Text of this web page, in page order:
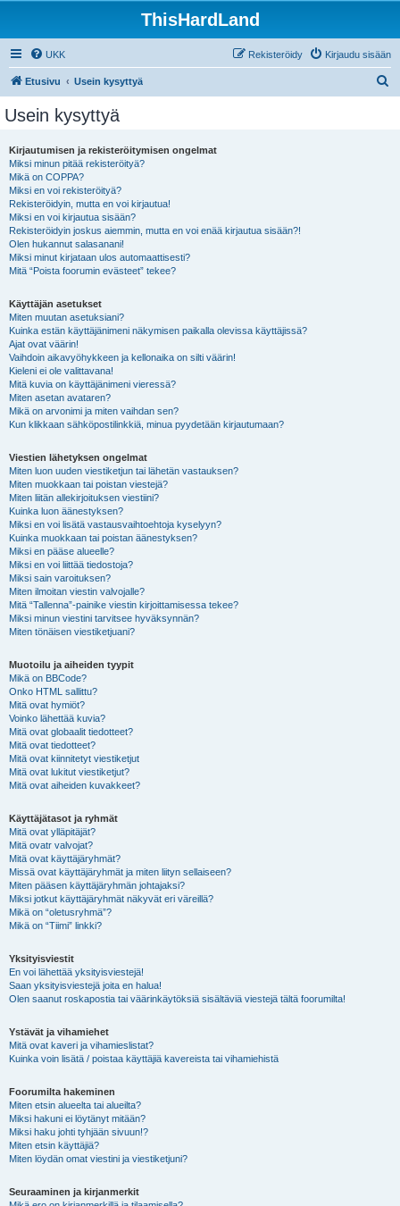
ThisHardLand
UKK Kirjaudu sisään
Rekisteröidy
Etusivu Usein kysyttyä
Usein kysyttyä
Kirjautumisen ja rekisteröitymisen ongelmat
Miksi minun pitää rekisteröityä?
Mikä on COPPA?
Miksi en voi rekisteröityä?
Rekisteröidyin, mutta en voi kirjautua!
Miksi en voi kirjautua sisään?
Rekisteröidyin joskus aiemmin, mutta en voi enää kirjautua sisään?!
Olen hukannut salasanani!
Miksi minut kirjataan ulos automaattisesti?
Mitä “Poista foorumin evästeet” tekee?
Käyttäjän asetukset
Miten muutan asetuksiani?
Kuinka estän käyttäjänimeni näkymisen paikalla olevissa käyttäjissä?
Ajat ovat väärin!
Vaihdoin aikavyöhykkeen ja kellonaika on silti väärin!
Kieleni ei ole valittavana!
Mitä kuvia on käyttäjänimeni vieressä?
Miten asetan avataren?
Mikä on arvonimi ja miten vaihdan sen?
Kun klikkaan sähköpostilinkkiä, minua pyydetään kirjautumaan?
Viestien lähetyksen ongelmat
Miten luon uuden viestiketjun tai lähetän vastauksen?
Miten muokkaan tai poistan viestejä?
Miten liitän allekirjoituksen viestiini?
Kuinka luon äänestyksen?
Miksi en voi lisätä vastausvaihtoehtoja kyselyyn?
Kuinka muokkaan tai poistan äänestyksen?
Miksi en pääse alueelle?
Miksi en voi liittää tiedostoja?
Miksi sain varoituksen?
Miten ilmoitan viestin valvojalle?
Mitä “Tallenna”-painike viestin kirjoittamisessa tekee?
Miksi minun viestini tarvitsee hyväksynnän?
Miten tönäisen viestiketjuani?
Muotoilu ja aiheiden tyypit
Mikä on BBCode?
Onko HTML sallittu?
Mitä ovat hymiöt?
Voinko lähettää kuvia?
Mitä ovat globaalit tiedotteet?
Mitä ovat tiedotteet?
Mitä ovat kiinnitetyt viestiketjut
Mitä ovat lukitut viestiketjut?
Mitä ovat aiheiden kuvakkeet?
Käyttäjätasot ja ryhmät
Mitä ovat ylläpitäjät?
Mitä ovatr valvojat?
Mitä ovat käyttäjäryhmät?
Missä ovat käyttäjäryhmät ja miten liityn sellaiseen?
Miten pääsen käyttäjäryhmän johtajaksi?
Miksi jotkut käyttäjäryhmät näkyvät eri väreillä?
Mikä on “oletusryhmä”?
Mikä on “Tiimi” linkki?
Yksityisviestit
En voi lähettää yksityisviestejä!
Saan yksityisviestejä joita en halua!
Olen saanut roskapostia tai väärinkäytöksiä sisältäviä viestejä tältä foorumilta!
Ystävät ja vihamiehet
Mitä ovat kaveri ja vihamieslistat?
Kuinka voin lisätä / poistaa käyttäjiä kavereista tai vihamiehistä
Foorumilta hakeminen
Miten etsin alueelta tai alueilta?
Miksi hakuni ei löytänyt mitään?
Miksi haku johti tyhjään sivuun!?
Miten etsin käyttäjiä?
Miten löydän omat viestini ja viestiketjuni?
Seuraaminen ja kirjanmerkit